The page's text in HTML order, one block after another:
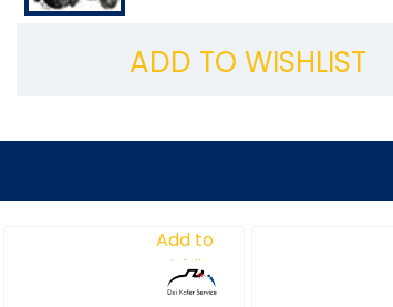
ADD TO WISHLIST
Add to
Wishlist